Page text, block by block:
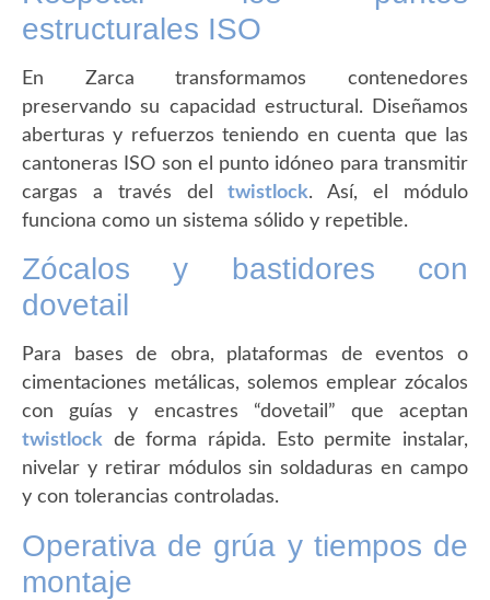
estructurales ISO
En Zarca transformamos contenedores
preservando su capacidad estructural. Diseñamos
aberturas y refuerzos teniendo en cuenta que las
cantoneras ISO son el punto idóneo para transmitir
cargas a través deltwistlock. Así, el módulo
funciona como un sistema sólido y repetible.
Zócalos y bastidores con
dovetail
Para bases de obra, plataformas de eventos o
cimentaciones metálicas, solemos emplear zócalos
con guías y encastres “dovetail” que aceptan
twistlock de forma rápida. Esto permite instalar,
nivelar y retirar módulos sin soldaduras en campo
y con tolerancias controladas.
Operativa de grúa y tiempos de
montaje